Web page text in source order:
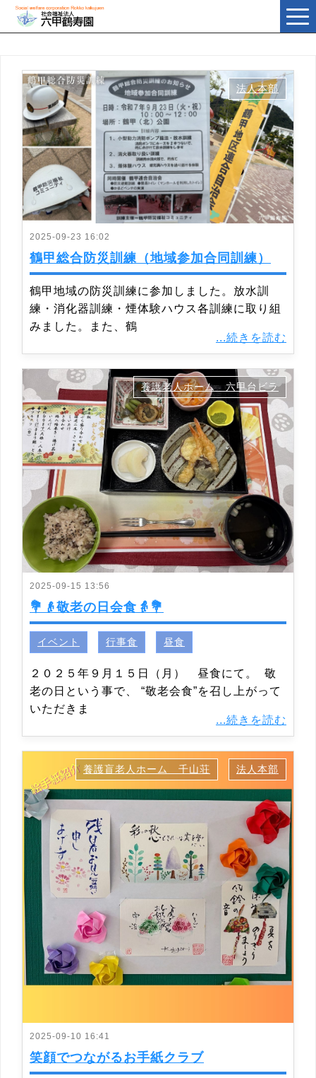
t
o
g
2025-09-23 16:02
鶴甲総合防災訓練（地域参加合同訓練）
法人本部
鶴甲地域の防災訓練に参加しました。放水訓
練・消化器訓練・煙体験ハウス各訓練に取り組
みました。また、鶴
...続きを読む
2025-09-15 13:56
💐👴敬老の日会食👵💐
養護老人ホーム 六甲台ビラ
イベント 行事食 昼食
２０２５年９月１５日（月） 昼食にて。 敬
老の日という事で、 “敬老会食”を召し上がって
いただきま
...続きを読む
2025-09-10 16:41
笑顔でつながるお手紙クラブ
養護盲老人ホーム 千山荘 法人本部